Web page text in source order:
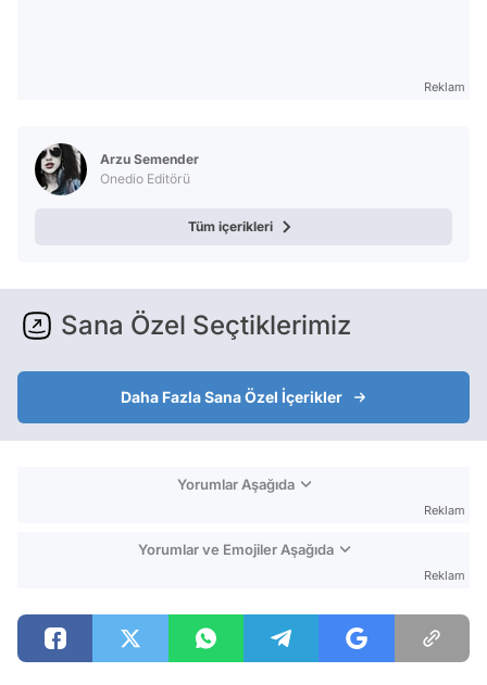
Reklam
Arzu Semender
Onedio Editörü
Tüm içerikleri
Sana Özel Seçtiklerimiz
Daha Fazla Sana Özel İçerikler
Yorumlar Aşağıda
Reklam
Yorumlar ve Emojiler Aşağıda
Reklam